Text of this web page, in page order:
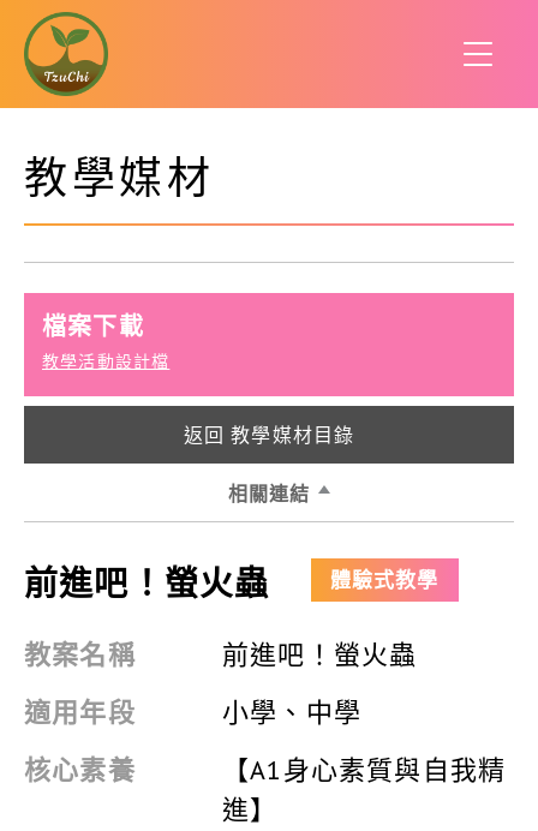
教學媒材
檔案下載
教學活動設計檔
返回 教學媒材目錄
相關連結
前進吧！螢火蟲 體驗式教學
教案名稱
前進吧！螢火蟲
適用年段
小學、中學
核心素養
【A1身心素質與自我精
進】